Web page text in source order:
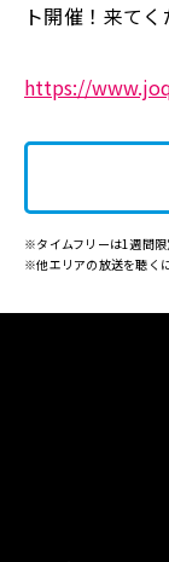
ト開催！来てく
https://
※タイムフリーは1週間限
※他エリアの放送を聴く